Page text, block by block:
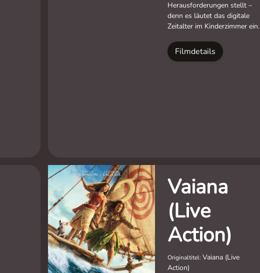
Herausforderungen stellt –
denn es läutet das digitale
Zeitalter im Kinderzimmer ein.
Filmdetails
Vaiana
(Live
Action)
Originaltitel: Vaiana (Live
Action)